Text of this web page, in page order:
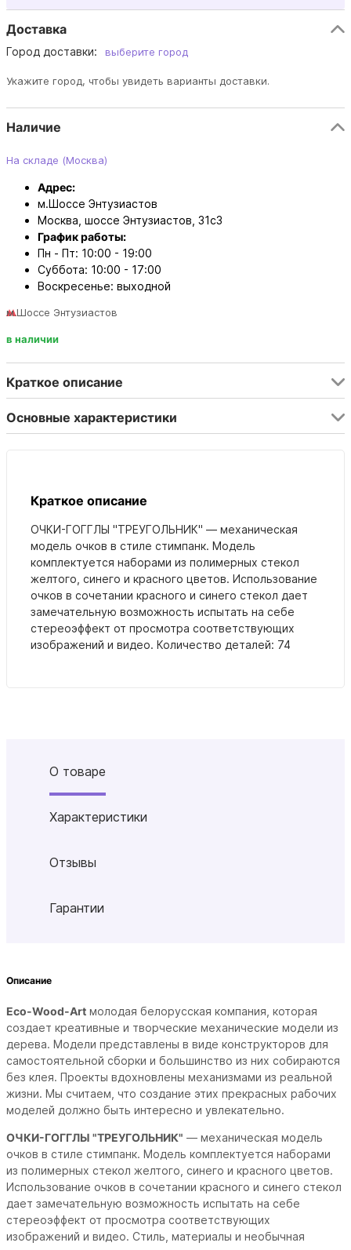
Доставка
Город доставки: выберите город
Укажите город, чтобы увидеть варианты доставки.
Наличие
На складе (Москва)
Адрес:
м.Шоссе Энтузиастов
Москва, шоссе Энтузиастов, 31с3
График работы:
Пн - Пт: 10:00 - 19:00
Суббота: 10:00 - 17:00
Воскресенье: выходной
м.Шоссе Энтузиастов
в наличии
Краткое описание
Основные характеристики
Краткое описание
ОЧКИ-ГОГГЛЫ "ТРЕУГОЛЬНИК" — механическая
модель очков в стиле стимпанк. Модель
комплектуется наборами из полимерных стекол
желтого, синего и красного цветов. Использование
очков в сочетании красного и синего стекол дает
замечательную возможность испытать на себе
стереоэффект от просмотра соответствующих
изображений и видео. Количество деталей: 74
О товаре
Характеристики
Отзывы
Гарантии
Описание
Eco-Wood-Art молодая белорусская компания, которая
создает креативные и творческие механические модели из
дерева. Модели представлены в виде конструкторов для
самостоятельной сборки и большинство из них собираются
без клея. Проекты вдохновлены механизмами из реальной
жизни. Мы считаем, что создание этих прекрасных рабочих
моделей должно быть интересно и увлекательно.
ОЧКИ-ГОГГЛЫ "ТРЕУГОЛЬНИК" — механическая модель
очков в стиле стимпанк. Модель комплектуется наборами
из полимерных стекол желтого, синего и красного цветов.
Использование очков в сочетании красного и синего стекол
дает замечательную возможность испытать на себе
стереоэффект от просмотра соответствующих
изображений и видео. Стиль, материалы и необычная